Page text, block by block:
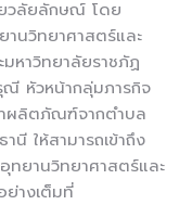
ยวลัยลักษณ์ โดย
นวิทยาศาสตร์และ
หาวิทยาลัยราชภัฏ
หัวหน้ากลุ่มภารกิจ
ผลิตภัณฑ์จากตำบล
นี ให้สามารถเข้าถึง
ทยานวิทยาศาสตร์และ
างเต็มที่